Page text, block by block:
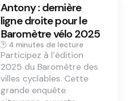
Antony : dernière
ligne droite pour le
Baromètre vélo 2025
4 min
Participez à l’édition
2025 du Baromètre des
villes cyclables. Cette
grande enquête